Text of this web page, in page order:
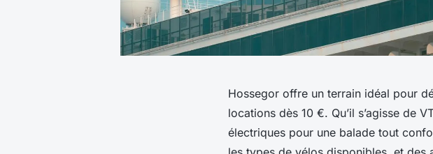
Hossegor offre un terrain idéal pour
locations dès 10 €. Qu’il s’agisse de
électriques pour une balade tout